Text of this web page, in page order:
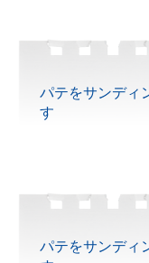
パテをサンディ
す
パテをサンディ